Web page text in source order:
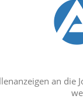
an die